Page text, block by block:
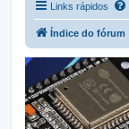
Links rápidos
Índice do fórum